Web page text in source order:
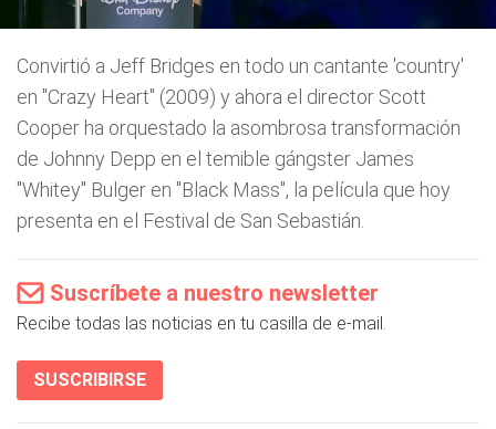
Convirtió a Jeff Bridges en todo un cantante 'country'
en "Crazy Heart" (2009) y ahora el director Scott
Cooper ha orquestado la asombrosa transformación
de Johnny Depp en el temible gángster James
"Whitey" Bulger en "Black Mass", la película que hoy
presenta en el Festival de San Sebastián.
Suscríbete a nuestro newsletter
Recibe todas las noticias en tu casilla de e-mail.
SUSCRIBIRSE